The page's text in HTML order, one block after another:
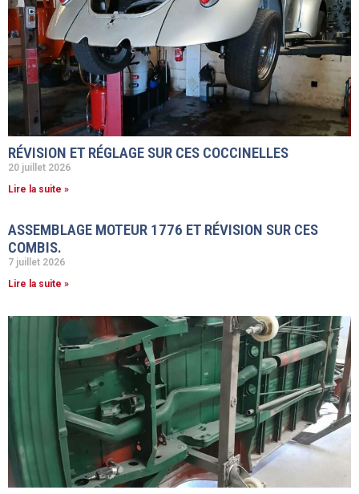
RÉVISION ET RÉGLAGE SUR CES COCCINELLES
20 juillet 2026
Lire la suite »
ASSEMBLAGE MOTEUR 1776 ET RÉVISION SUR CES
COMBIS.
7 juillet 2026
Lire la suite »